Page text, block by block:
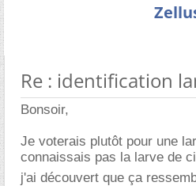
Re : identification
Bonsoir,
Je voterais plutôt pour une
connaissais pas la larve de
j'ai découvert que ça